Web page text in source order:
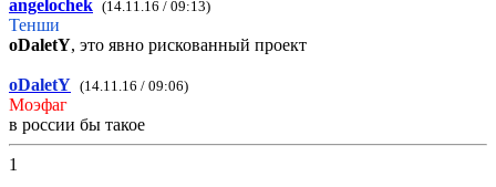
angelochek (14.11.16 / 09:13)
Тенши
oDaletY, это явно рискованный проект
oDaletY (14.11.16 / 09:06)
Моэфаг
в россии бы такое
1